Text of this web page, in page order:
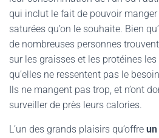
qui inclut le fait de pouvoir
saturées qu’on le souhaite. Bien
de nombreuses personnes
sur les graisses et les protéines
qu’elles ne ressentent pas le
Ils ne mangent pas trop, et n’ont
surveiller de près leurs calories.
L’un des grands plaisirs qu’offre